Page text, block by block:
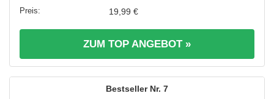
19,99 €
ZUM TOP ANGEBOT »
7